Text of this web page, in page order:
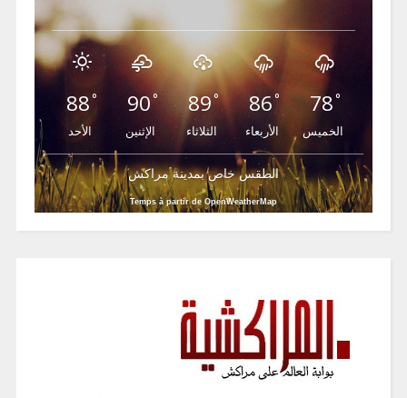
88°
الأحد
90°
الإثنين
89°
الثلاثاء
86°
الأربعاء
78°
الخميس
الطقس خاص بمدينة مراكش
Temps à partir de OpenWeatherMap